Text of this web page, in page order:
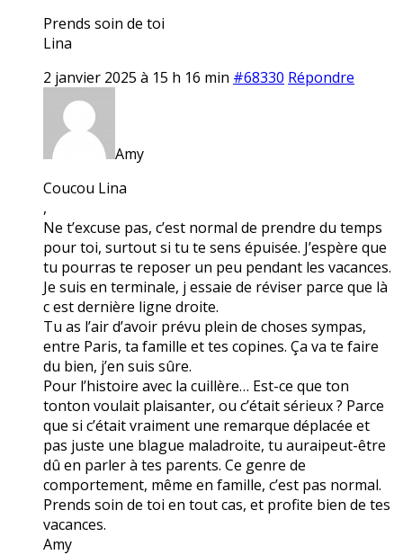
Prends soin de toi
Lina
2 janvier 2025 à 15 h 16 min #68330 Répondre
Amy
Coucou Lina
,
Ne t’excuse pas, c’est normal de prendre du temps
pour toi, surtout si tu te sens épuisée. J’espère que
tu pourras te reposer un peu pendant les vacances.
Je suis en terminale, j essaie de réviser parce que là
c est dernière ligne droite.
Tu as l’air d’avoir prévu plein de choses sympas,
entre Paris, ta famille et tes copines. Ça va te faire
du bien, j’en suis sûre.
Pour l’histoire avec la cuillère… Est-ce que ton
tonton voulait plaisanter, ou c’était sérieux ? Parce
que si c’était vraiment une remarque déplacée et
pas juste une blague maladroite, tu auraipeut-être
dû en parler à tes parents. Ce genre de
comportement, même en famille, c’est pas normal.
Prends soin de toi en tout cas, et profite bien de tes
vacances.
Amy